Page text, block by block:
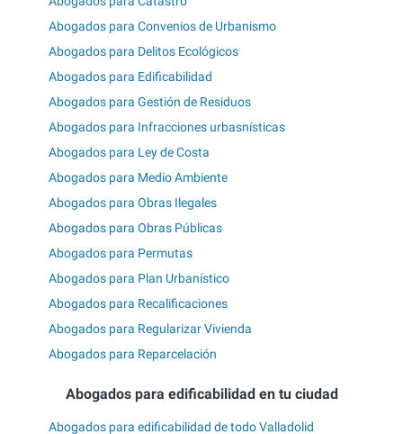
Abogados para Convenios de Urbanismo
Abogados para Delitos Ecológicos
Abogados para Edificabilidad
Abogados para Gestión de Residuos
Abogados para Infracciones urbasnísticas
Abogados para Ley de Costa
Abogados para Medio Ambiente
Abogados para Obras Ilegales
Abogados para Obras Públicas
Abogados para Permutas
Abogados para Plan Urbanístico
Abogados para Recalificaciones
Abogados para Regularizar Vivienda
Abogados para Reparcelación
Abogados para edificabilidad en tu ciudad
Abogados para edificabilidad de todo Valladolid